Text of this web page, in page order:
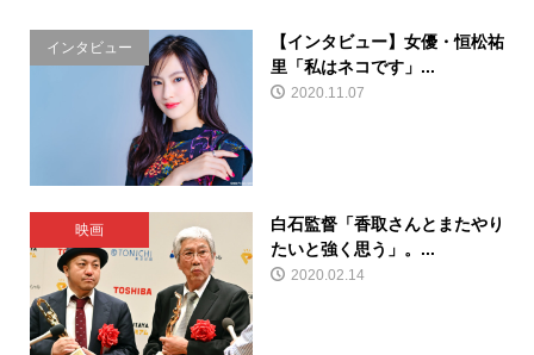
インタビュー
【インタビュー】女優・恒松祐
里「私はネコです」...
2020.11.07
映画
白石監督「香取さんとまたやり
たいと強く思う」。...
2020.02.14